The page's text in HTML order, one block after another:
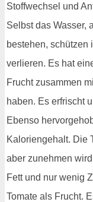
Stoffwechsel und
Selbst das Wasser,
bestehen, schützen
verlieren. Es hat
Frucht zusammen
haben. Es erfrischt
Ebenso
Kaloriengehalt. Die
aber zunehmen
Fett und nur wenig
Tomate als Frucht.